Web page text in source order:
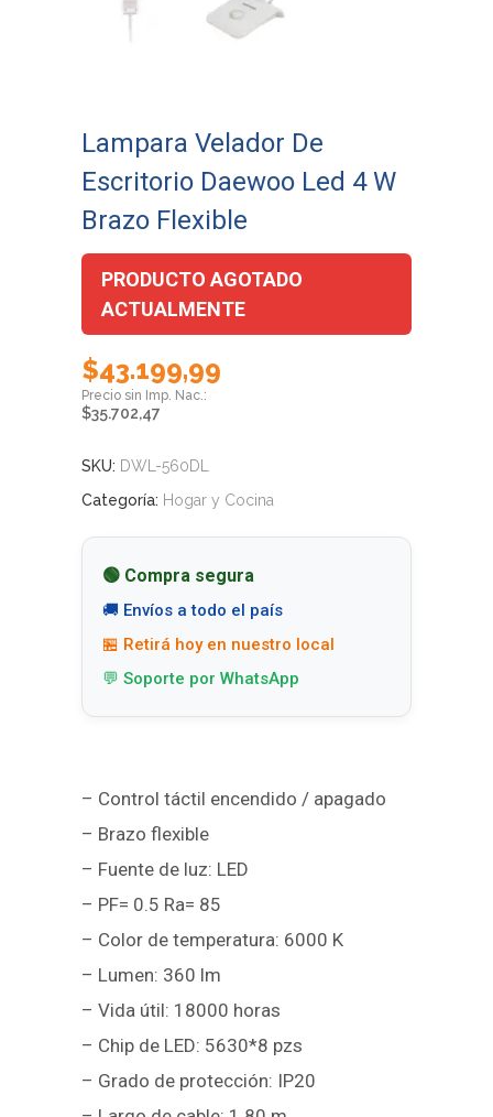
Lampara Velador De
Escritorio Daewoo Led 4 W
Brazo Flexible
PRODUCTO AGOTADO
ACTUALMENTE
$43.199,99
$35.702,47
SKU: DWL-560DL
Categoría: Hogar y Cocina
🟢 Compra segura
🚚 Envíos a todo el país
🏪 Retirá hoy en nuestro local
💬 Soporte por WhatsApp
– Control táctil encendido / apagado
– Brazo flexible
– Fuente de luz: LED
– PF= 0.5 Ra= 85
– Color de temperatura: 6000 K
– Lumen: 360 lm
– Vida útil: 18000 horas
– Chip de LED: 5630*8 pzs
– Grado de protección: IP20